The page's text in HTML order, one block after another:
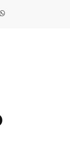
Whatsapp